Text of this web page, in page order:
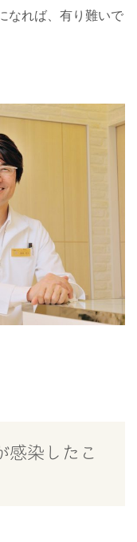
なれば、有り難いで
感染したこ